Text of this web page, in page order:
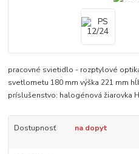
pracovné svietidlo - rozptylové
svetlometu 180 mm výška 221 mm
príslušenstvo: halogénová žiarovka
Dostupnosť na dopyt